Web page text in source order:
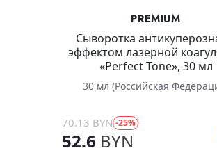
PREMIUM
Сыворотка
эффектом лазерной
«Perfect Tone», 30 мл
30 мл (Российская
70.13 BYN -25%
52.6 BYN